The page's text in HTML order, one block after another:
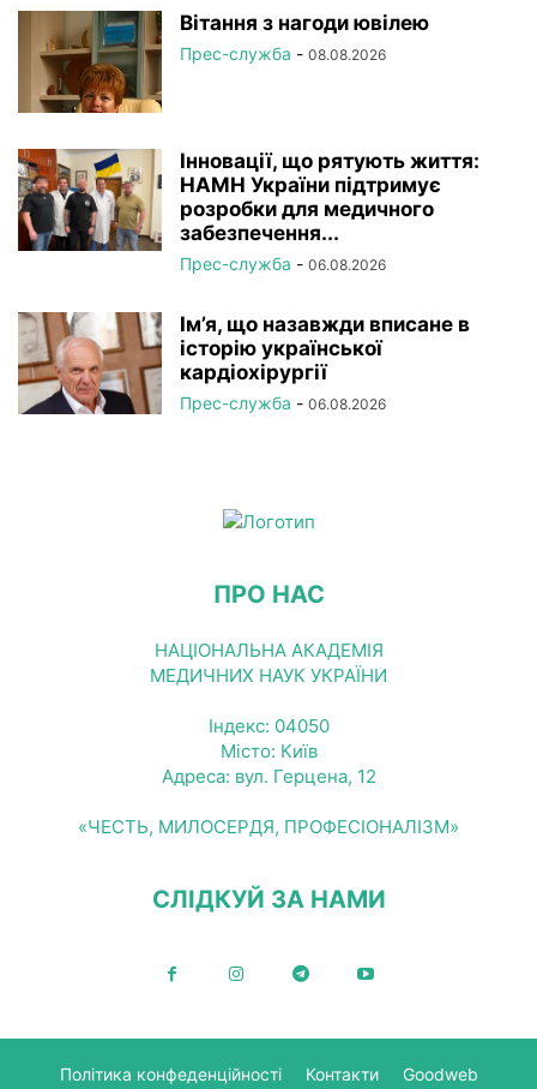
Вітання з нагоди ювілею
Прес-служба - 08.08.2026
Інновації, що рятують життя:
НАМН України підтримує
розробки для медичного
забезпечення...
Прес-служба - 06.08.2026
Ім’я, що назавжди вписане в
історію української
кардіохірургії
Прес-служба - 06.08.2026
ПРО НАС
НАЦІОНАЛЬНА АКАДЕМІЯ
МЕДИЧНИХ НАУК УКРАЇНИ
Індекс: 04050
Місто: Київ
Адреса: вул. Герцена, 12
«ЧЕСТЬ, МИЛОСЕРДЯ, ПРОФЕСІОНАЛІЗМ»
СЛІДКУЙ ЗА НАМИ
Політика конфеденційності Контакти Goodweb